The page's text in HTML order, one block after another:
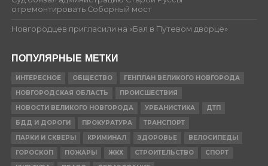
отремонтировать Соборный мост
Новгородцев пригласили на «Бал в Путевом дворце»
ПОПУЛЯРНЫЕ МЕТКИ
ИНТЕРЕСНОЕ ОБЩЕСТВО
ГЕНПЛАН ВЕЛИКОГО НОВГОРОДА
НОВГОРОДСКАЯ ОБЛАСТЬ
ПРОИСШЕСТВИЯ
НОВОСТИ ВЕЛИКОГО НОВГОРОДА
УРБАНИСТИКА
ДТП
БДД И ДОРОГИ
ПРОКУРАТУРА
ТРАНСПОРТ
ПАРКИ И СКВЕРЫ
КРИМИНАЛ ЗДОРОВЬЕ
ВЕЛОСИПЕДЫ
ГОРОСКОП
ПОЖАРЫ ЖКХ СТРОИТЕЛЬСТВО
СПОРТ